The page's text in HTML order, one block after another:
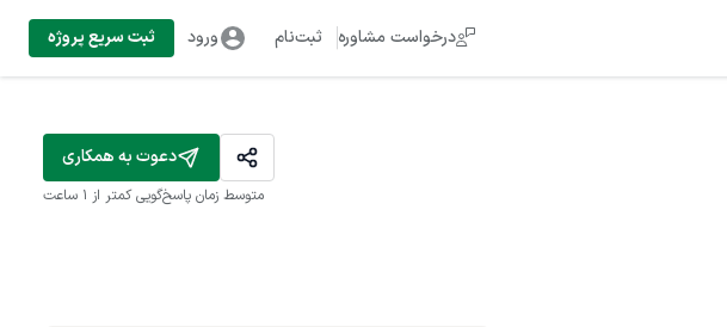
درخواست مشاوره ثبت‌نام ورود ثبت سریع پروژه
دعوت به همکاری
متوسط زمان پاسخ‌گویی کمتر از 1 ساعت